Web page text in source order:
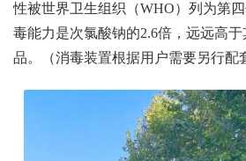
性被世界卫生组织（WHO）列为第
毒能力是次氯酸钠的2.6倍，远远高
品。（消毒装置根据用户需要另行配